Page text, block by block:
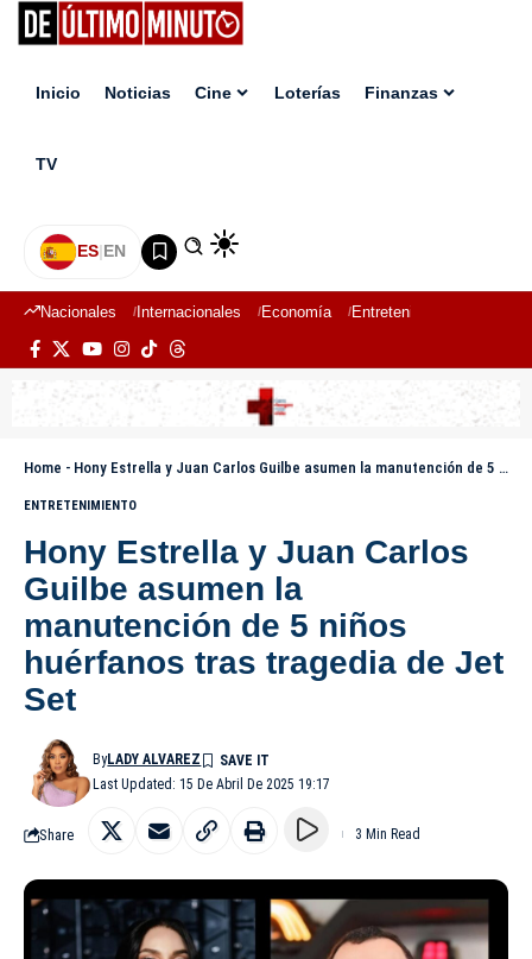
Inicio Noticias Cine Loterías Finanzas
TV
ES|EN
Nacionales Internacionales Economía Entretenimiento
Home - Hony Estrella y Juan Carlos Guilbe asumen la manutención de 5 niños huérfanos tras tragedia de Jet Set
ENTRETENIMIENTO
Hony Estrella y Juan Carlos
Guilbe asumen la
manutención de 5 niños
huérfanos tras tragedia de Jet
Set
Last Updated: 15 De Abril De 2025 19:17
ByLADY ALVAREZ
Share 3 Min Read